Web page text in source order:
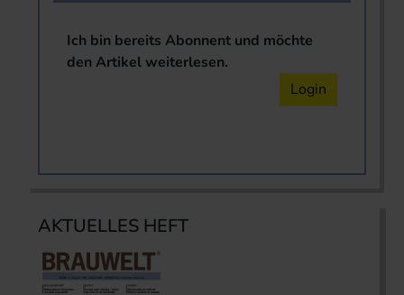
Ich bin bereits Abonnent und möchte
den Artikel weiterlesen.
Login
AKTUELLES HEFT